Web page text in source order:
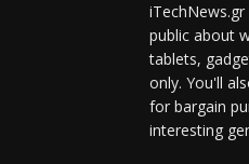
public about
tablets,
only. You'll
for bargain
interesting